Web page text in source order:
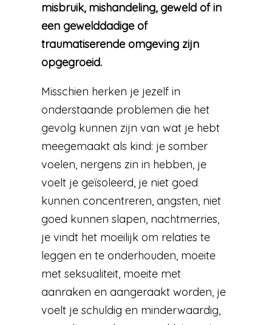
misbruik, mishandeling, geweld of in
een gewelddadige of
traumatiserende omgeving zijn
opgegroeid.
Misschien herken je jezelf in
onderstaande problemen die het
gevolg kunnen zijn van wat je hebt
meegemaakt als kind: je somber
voelen, nergens zin in hebben, je
voelt je geïsoleerd, je niet goed
kunnen concentreren, angsten, niet
goed kunnen slapen, nachtmerries,
je vindt het moeilijk om relaties te
leggen en te onderhouden, moeite
met seksualiteit, moeite met
aanraken en aangeraakt worden, je
voelt je schuldig en minderwaardig,